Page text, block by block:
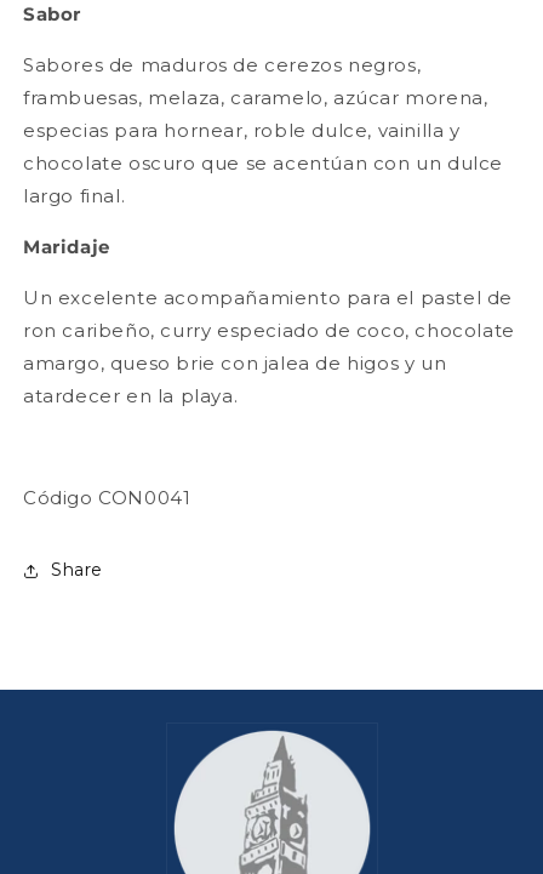
Sabor
Sabores de maduros de cerezos negros,
frambuesas, melaza, caramelo, azúcar morena,
especias para hornear, roble dulce, vainilla y
chocolate oscuro que se acentúan con un dulce
largo final.
Maridaje
Un excelente acompañamiento para el pastel de
ron caribeño, curry especiado de coco, chocolate
amargo, queso brie con jalea de higos y un
atardecer en la playa.
Código CON0041
Share